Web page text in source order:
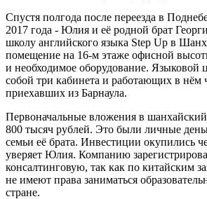
Спустя полгода после переезда в
2017 года - Юлия и её родной брат
школу английского языка Step Up в
помещение на 16-м этаже офисной
и необходимое оборудование. Языковой
собой три кабинета и работающих в нём
приехавших из Барнаула.
Первоначальные вложения в шанхайский
800 тысяч рублей. Это были личные
семьи её брата. Инвестиции окупились
уверяет Юлия. Компанию
консалтинговую, так как по китайским
не имеют права заниматься
стране.